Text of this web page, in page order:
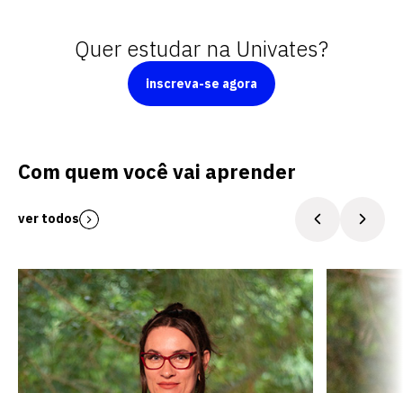
Quer estudar na Univates?
inscreva-se agora
Com quem você vai aprender
ver todos